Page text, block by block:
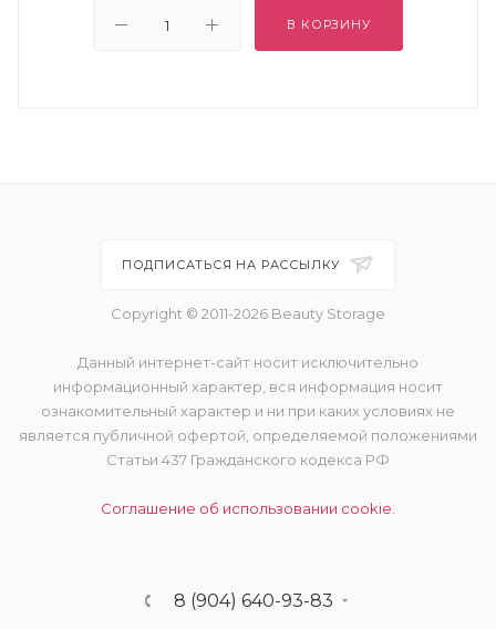
В КОРЗИНУ
ПОДПИСАТЬСЯ НА РАССЫЛКУ
Copyright © 2011-2026 Beauty Storage
Данный интернет-сайт носит исключительно
информационный характер, вся информация носит
ознакомительный характер и ни при каких условиях не
является публичной офертой, определяемой положениями
Статьи 437 Гражданского кодекса РФ
Соглашение об использовании cookie.
8 (904) 640-93-83